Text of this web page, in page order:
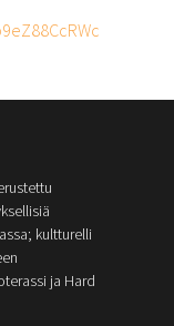
kultturelli
ja Hard